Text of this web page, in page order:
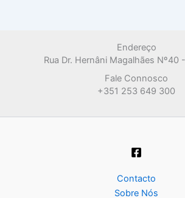
Endereço
Rua Dr. Hernâni Magalhães Nº40
Fale Connosco
+351 253 649 300
Contacto
Sobre Nós